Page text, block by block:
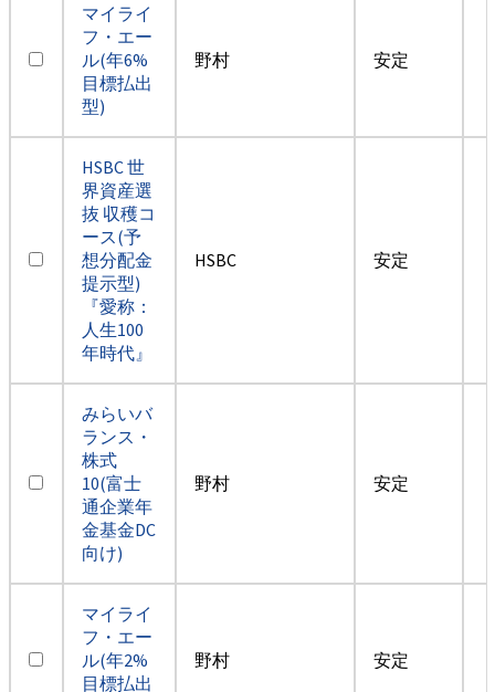
マイライ
フ・エー
ル(年6%
目標払出
型)
野村 安定
HSBC 世
界資産選
抜 収穫コ
ース(予
想分配金
提示型)
『愛称：
人生100
年時代』
HSBC 安定
みらいバ
ランス・
株式
10(富士
通企業年
金基金DC
向け)
野村 安定
マイライ
フ・エー
ル(年2%
目標払出
野村 安定